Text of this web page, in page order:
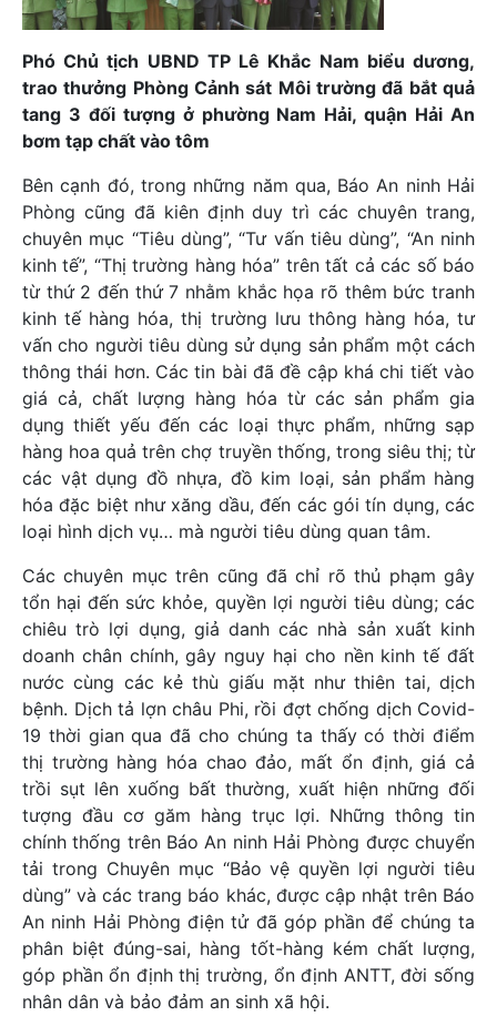
Phó Chủ tịch UBND TP Lê Khắc Nam biểu dương,
trao thưởng Phòng Cảnh sát Môi trường đã bắt quả
tang 3 đối tượng ở phường Nam Hải, quận Hải An
bơm tạp chất vào tôm
Bên cạnh đó, trong những năm qua, Báo An ninh Hải
Phòng cũng đã kiên định duy trì các chuyên trang,
chuyên mục “Tiêu dùng”, “Tư vấn tiêu dùng”, “An ninh
kinh tế”, “Thị trường hàng hóa” trên tất cả các số báo
từ thứ 2 đến thứ 7 nhằm khắc họa rõ thêm bức tranh
kinh tế hàng hóa, thị trường lưu thông hàng hóa, tư
vấn cho người tiêu dùng sử dụng sản phẩm một cách
thông thái hơn. Các tin bài đã đề cập khá chi tiết vào
giá cả, chất lượng hàng hóa từ các sản phẩm gia
dụng thiết yếu đến các loại thực phẩm, những sạp
hàng hoa quả trên chợ truyền thống, trong siêu thị; từ
các vật dụng đồ nhựa, đồ kim loại, sản phẩm hàng
hóa đặc biệt như xăng dầu, đến các gói tín dụng, các
loại hình dịch vụ… mà người tiêu dùng quan tâm.
Các chuyên mục trên cũng đã chỉ rõ thủ phạm gây
tổn hại đến sức khỏe, quyền lợi người tiêu dùng; các
chiêu trò lợi dụng, giả danh các nhà sản xuất kinh
doanh chân chính, gây nguy hại cho nền kinh tế đất
nước cùng các kẻ thù giấu mặt như thiên tai, dịch
bệnh. Dịch tả lợn châu Phi, rồi đợt chống dịch Covid-
19 thời gian qua đã cho chúng ta thấy có thời điểm
thị trường hàng hóa chao đảo, mất ổn định, giá cả
trồi sụt lên xuống bất thường, xuất hiện những đối
tượng đầu cơ găm hàng trục lợi. Những thông tin
chính thống trên Báo An ninh Hải Phòng được chuyển
tải trong Chuyên mục “Bảo vệ quyền lợi người tiêu
dùng” và các trang báo khác, được cập nhật trên Báo
An ninh Hải Phòng điện tử đã góp phần để chúng ta
phân biệt đúng-sai, hàng tốt-hàng kém chất lượng,
góp phần ổn định thị trường, ổn định ANTT, đời sống
nhân dân và bảo đảm an sinh xã hội.